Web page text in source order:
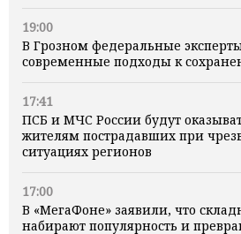
19:00
В Грозном федеральные
современные подходы к
17:41
ПСБ и МЧС России будут
жителям пострадавших при
ситуациях регионов
17:00
В «МегаФоне» заявили, что
набирают популярность и